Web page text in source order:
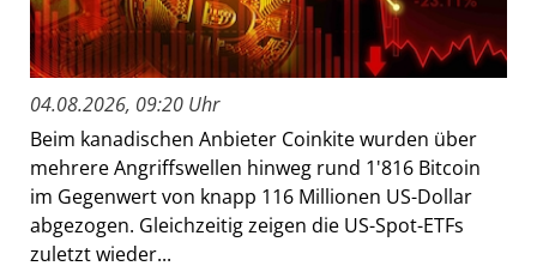
04.08.2026, 09:20 Uhr
Beim kanadischen Anbieter Coinkite wurden über
mehrere Angriffswellen hinweg rund 1'816 Bitcoin
im Gegenwert von knapp 116 Millionen US-Dollar
abgezogen. Gleichzeitig zeigen die US-Spot-ETFs
zuletzt wieder...